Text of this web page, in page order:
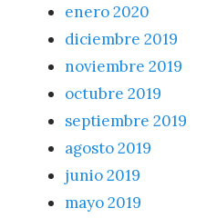
enero 2020
diciembre 2019
noviembre 2019
octubre 2019
septiembre 2019
agosto 2019
junio 2019
mayo 2019